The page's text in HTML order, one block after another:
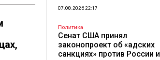
07.08.2026 22:17
Политика
Сенат США принял
законопроект об «адских
санкциях» против России и